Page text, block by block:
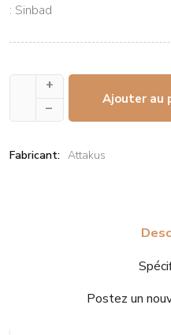
: Sinbad
+
–
Ajouter au
Fabricant: Attakus
Postez un